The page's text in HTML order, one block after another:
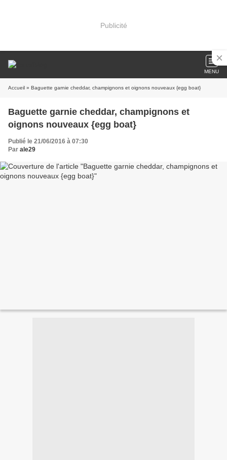
Publicité
MENU
Accueil » Baguette garnie cheddar, champignons et oignons nouveaux {egg boat}
Baguette garnie cheddar, champignons et
oignons nouveaux {egg boat}
Publié le 21/06/2016 à 07:30
Par ale29